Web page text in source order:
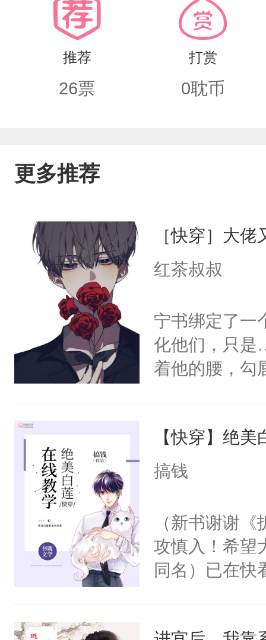
推荐
26票
打赏
0耽币
更多推荐
［快穿］大
红茶叔叔
宁书绑定了一
化他们，只是
着他的腰，勾
来，给老公
用力——为你
【快穿】绝
搞钱
（新书谢谢
攻慎入！希望
同名）已在快